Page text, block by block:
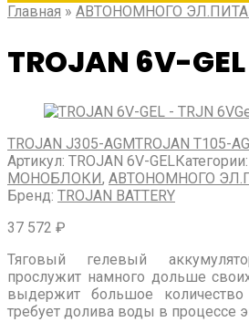
Главная » АВТОНОМНОГО
TROJAN 6V-GEL
TROJAN J305-AGMTROJAN T105-
Артикул: TROJAN 6V-GELКатегории:
МОНОБЛОКИ, АВТОНОМНОГО
Бренд: TROJAN BATTERY
37 572 ₽
Тяговый гелевый
прослужит намного дольше
выдержит большое
требует долива воды в процессе